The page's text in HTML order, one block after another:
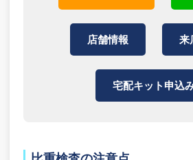
店舗情報 来
宅配キット申込